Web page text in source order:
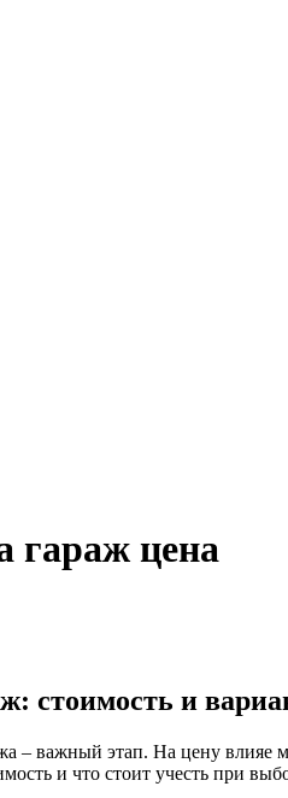
цена
стоимость и
– важный этап. На цену влияе
и что стоит учесть при